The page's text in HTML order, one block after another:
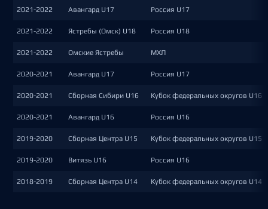
2021-2022 Авангард U17 Россия U17
2021-2022 Ястребы (Омск) U18 Россия U18
2021-2022 Омские Ястребы МХЛ
2020-2021 Авангард U17 Россия U17
2020-2021 Сборная Сибири U16 Кубок федеральных округов U16
2020-2021 Авангард U16 Россия U16
2019-2020 Сборная Центра U15 Кубок федеральных округов U15
2019-2020 Витязь U16 Россия U16
2018-2019 Сборная Центра U14 Кубок федеральных округов U14